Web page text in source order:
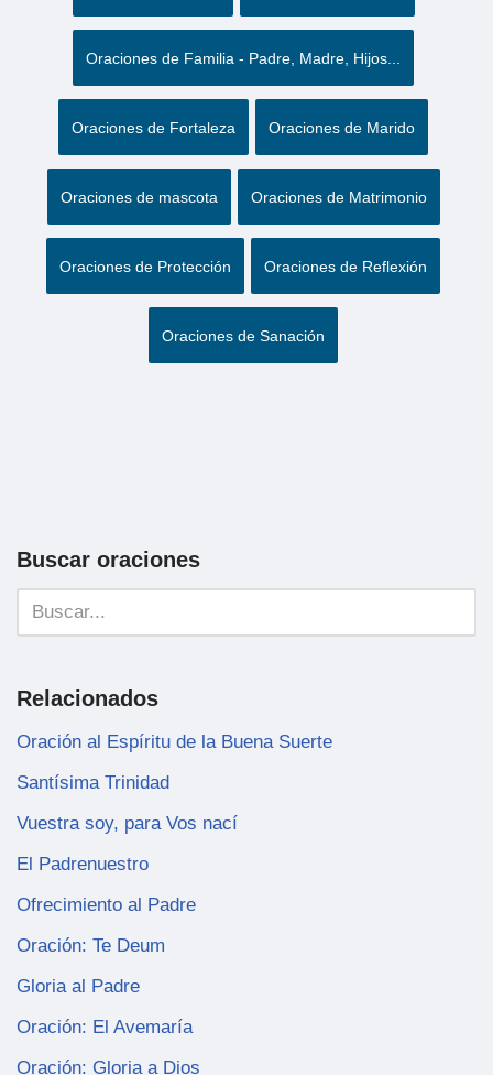
Oraciones de Familia - Padre, Madre, Hijos...
Oraciones de Fortaleza Oraciones de Marido
Oraciones de mascota Oraciones de Matrimonio
Oraciones de Protección Oraciones de Reflexión
Oraciones de Sanación
Buscar oraciones
Relacionados
Oración al Espíritu de la Buena Suerte
Santísima Trinidad
Vuestra soy, para Vos nací
El Padrenuestro
Ofrecimiento al Padre
Oración: Te Deum
Gloria al Padre
Oración: El Avemaría
Oración: Gloria a Dios